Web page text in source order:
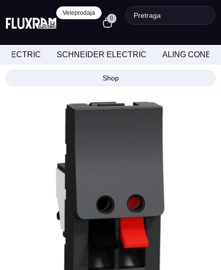
Veleprodaja
0
SCHNEIDER ELECTRIC ALING CONEL
Shop